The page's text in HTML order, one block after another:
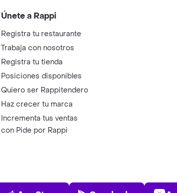
Únete a Rappi
Registra tu restaurante
Trabaja con nosotros
Registra tu tienda
Posiciones disponibles
Quiero ser Rappitendero
Haz crecer tu marca
Incrementa tus ventas
con Pide por Rappi
App Store Play Store